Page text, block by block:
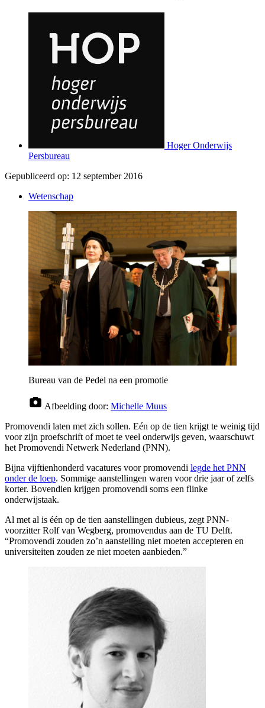
Hoger Onderwijs
Persbureau
Gepubliceerd op: 12 september 2016
Wetenschap
Bureau van de Pedel na een promotie
Afbeelding door: Michelle Muus
Promovendi laten met zich sollen. Eén op de tien krijgt te weinig tijd
voor zijn proefschrift of moet te veel onderwijs geven, waarschuwt
het Promovendi Netwerk Nederland (PNN).
Bijna vijftienhonderd vacatures voor promovendi legde het PNN
onder de loep. Sommige aanstellingen waren voor drie jaar of zelfs
korter. Bovendien krijgen promovendi soms een flinke
onderwijstaak.
Al met al is één op de tien aanstellingen dubieus, zegt PNN-
voorzitter Rolf van Wegberg, promovendus aan de TU Delft.
“Promovendi zouden zo’n aanstelling niet moeten accepteren en
universiteiten zouden ze niet moeten aanbieden.”